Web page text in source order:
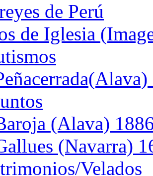
de Perú
de Iglesia
(Alava)
(Navarra)
Velados